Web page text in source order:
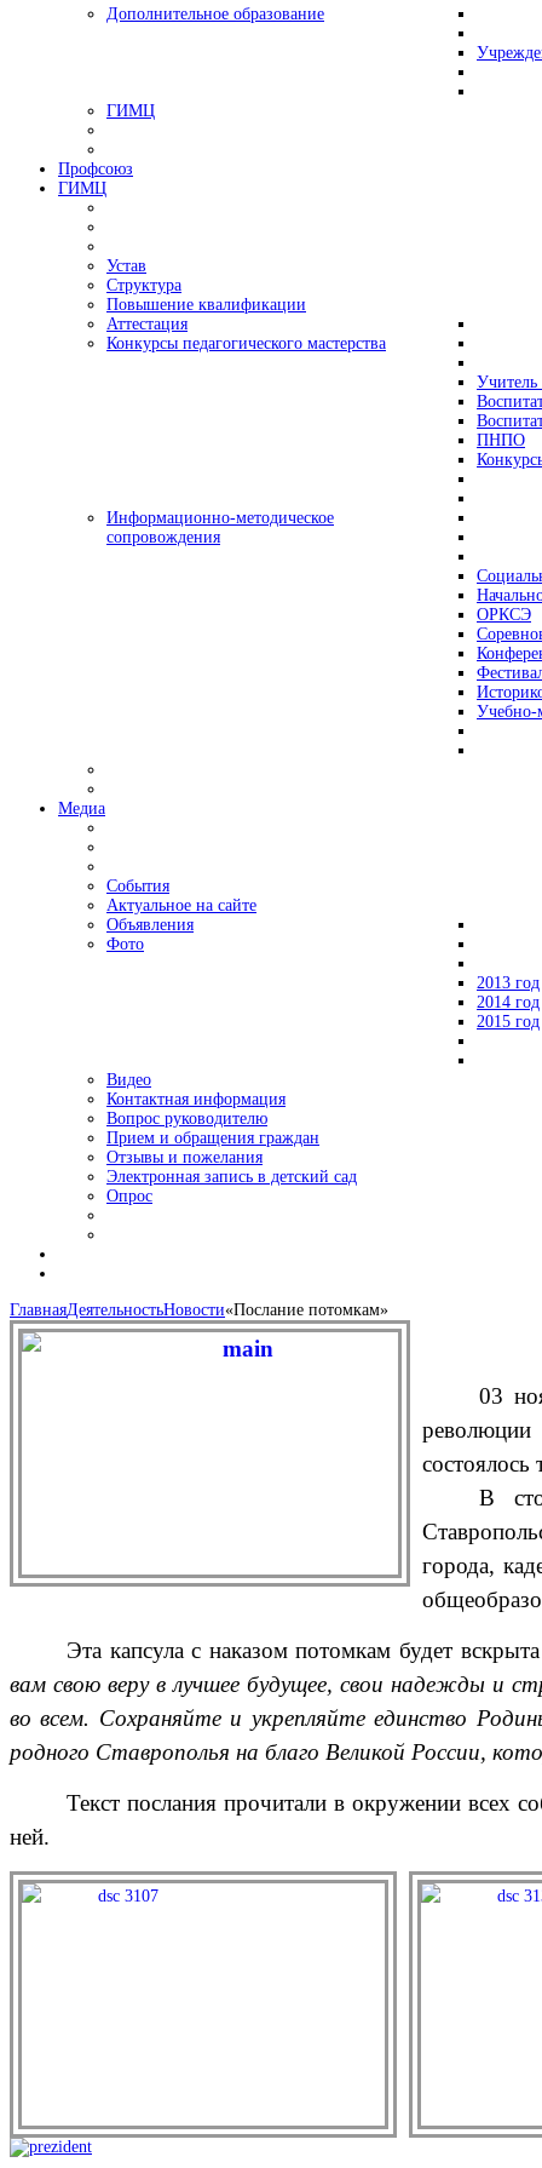
Дополнительное образование
ГИМЦ
Профсоюз
ГИМЦ
Устав
Структура
Повышение квалификации
Аттестация
Конкурсы педагогического мастерства
Учитель
ПНПО
Информационно-методическое
сопровождения
ОРКСЭ
Учебно-
Медиа
События
Актуальное на сайте
Объявления
Фото
2013 год
2014 год
2015 год
Видео
Контактная информация
Вопрос руководителю
Прием и обращения граждан
Отзывы и пожелания
Электронная запись в детский сад
Опрос
ГлавнаяДеятельностьНовости«Послание потомкам»
03
состоялось
В
города,
Эта капсула с наказом потомкам будет
вам свою веру в лучшее будущее, свои надежды и
во всем. Сохраняйте и укрепляйте единство
родного Ставрополья на благо Великой России,
Текст послания прочитали в окружении всех
ней.